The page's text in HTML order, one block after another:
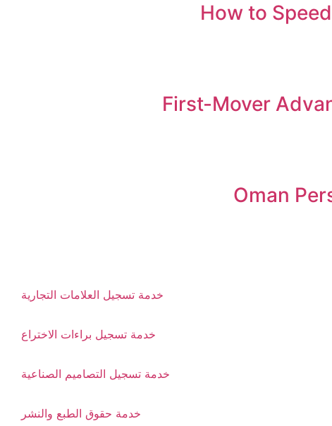
How to
First-Mover
Oman
خدمة تسجيل العلامات التجارية
خدمة تسجيل براءات الاختراع
خدمة تسجيل التصاميم الصناعية
خدمة حقوق الطبع والنشر